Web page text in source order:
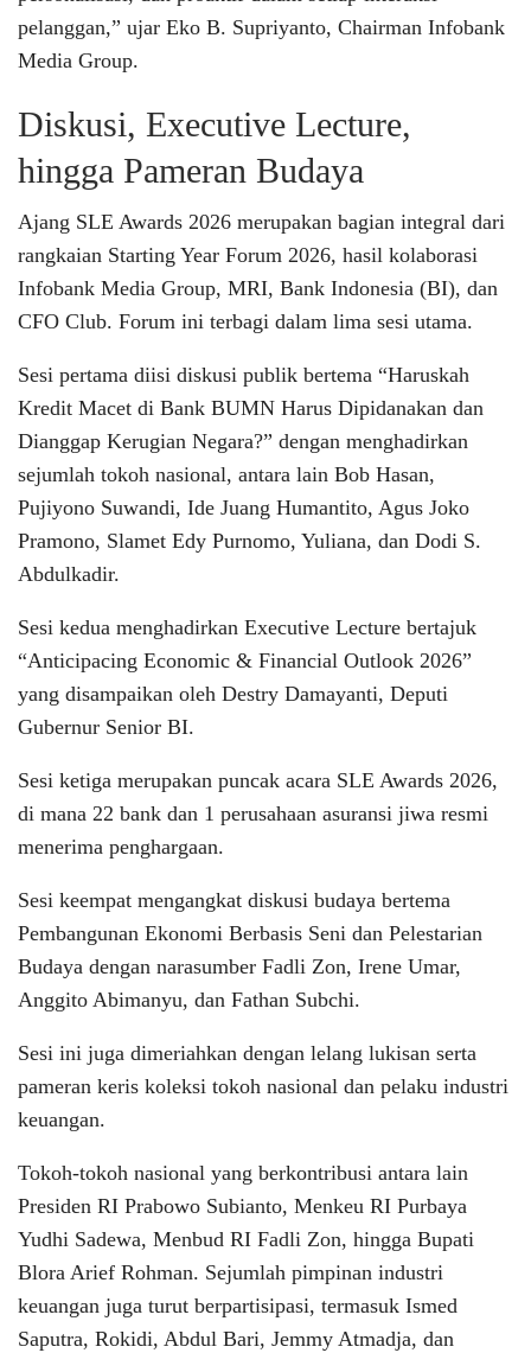
pelanggan,” ujar Eko B. Supriyanto, Chairman Infobank
Media Group.
Diskusi, Executive Lecture,
hingga Pameran Budaya
Ajang SLE Awards 2026 merupakan bagian integral dari
rangkaian Starting Year Forum 2026, hasil kolaborasi
Infobank Media Group, MRI, Bank Indonesia (BI), dan
CFO Club. Forum ini terbagi dalam lima sesi utama.
Sesi pertama diisi diskusi publik bertema “Haruskah
Kredit Macet di Bank BUMN Harus Dipidanakan dan
Dianggap Kerugian Negara?” dengan menghadirkan
sejumlah tokoh nasional, antara lain Bob Hasan,
Pujiyono Suwandi, Ide Juang Humantito, Agus Joko
Pramono, Slamet Edy Purnomo, Yuliana, dan Dodi S.
Abdulkadir.
Sesi kedua menghadirkan Executive Lecture bertajuk
“Anticipacing Economic & Financial Outlook 2026”
yang disampaikan oleh Destry Damayanti, Deputi
Gubernur Senior BI.
Sesi ketiga merupakan puncak acara SLE Awards 2026,
di mana 22 bank dan 1 perusahaan asuransi jiwa resmi
menerima penghargaan.
Sesi keempat mengangkat diskusi budaya bertema
Pembangunan Ekonomi Berbasis Seni dan Pelestarian
Budaya dengan narasumber Fadli Zon, Irene Umar,
Anggito Abimanyu, dan Fathan Subchi.
Sesi ini juga dimeriahkan dengan lelang lukisan serta
pameran keris koleksi tokoh nasional dan pelaku industri
keuangan.
Tokoh-tokoh nasional yang berkontribusi antara lain
Presiden RI Prabowo Subianto, Menkeu RI Purbaya
Yudhi Sadewa, Menbud RI Fadli Zon, hingga Bupati
Blora Arief Rohman. Sejumlah pimpinan industri
keuangan juga turut berpartisipasi, termasuk Ismed
Saputra, Rokidi, Abdul Bari, Jemmy Atmadja, dan